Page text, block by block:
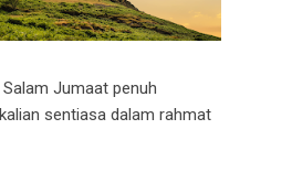
Jumaat penuh
sentiasa dalam rahmat